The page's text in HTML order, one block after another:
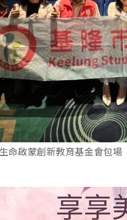
生命啟蒙創新教育基金會包